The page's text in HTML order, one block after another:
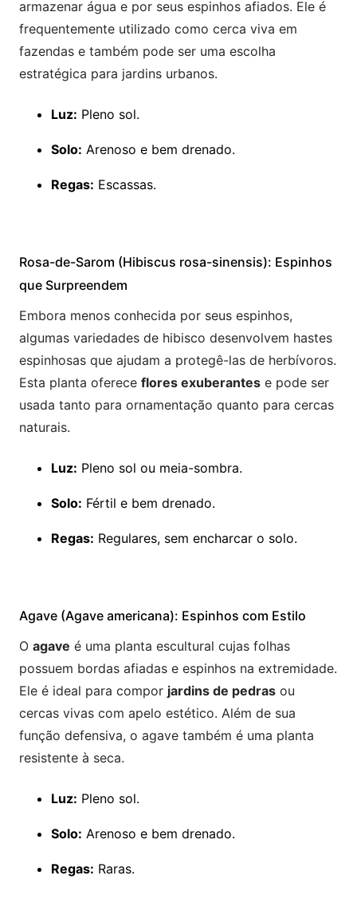
armazenar água e por seus espinhos afiados. Ele é
frequentemente utilizado como cerca viva em
fazendas e também pode ser uma escolha
estratégica para jardins urbanos.
Luz: Pleno sol.
Solo: Arenoso e bem drenado.
Regas: Escassas.
Rosa-de-Sarom (Hibiscus rosa-sinensis): Espinhos
que Surpreendem
Embora menos conhecida por seus espinhos,
algumas variedades de hibisco desenvolvem hastes
espinhosas que ajudam a protegê-las de herbívoros.
Esta planta oferece flores exuberantes e pode ser
usada tanto para ornamentação quanto para cercas
naturais.
Luz: Pleno sol ou meia-sombra.
Solo: Fértil e bem drenado.
Regas: Regulares, sem encharcar o solo.
Agave (Agave americana): Espinhos com Estilo
O agave é uma planta escultural cujas folhas
possuem bordas afiadas e espinhos na extremidade.
Ele é ideal para compor jardins de pedras ou
cercas vivas com apelo estético. Além de sua
função defensiva, o agave também é uma planta
resistente à seca.
Luz: Pleno sol.
Solo: Arenoso e bem drenado.
Regas: Raras.